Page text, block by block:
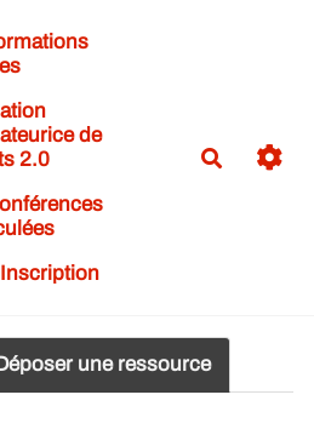
de
2.0
Inscription
une ressource